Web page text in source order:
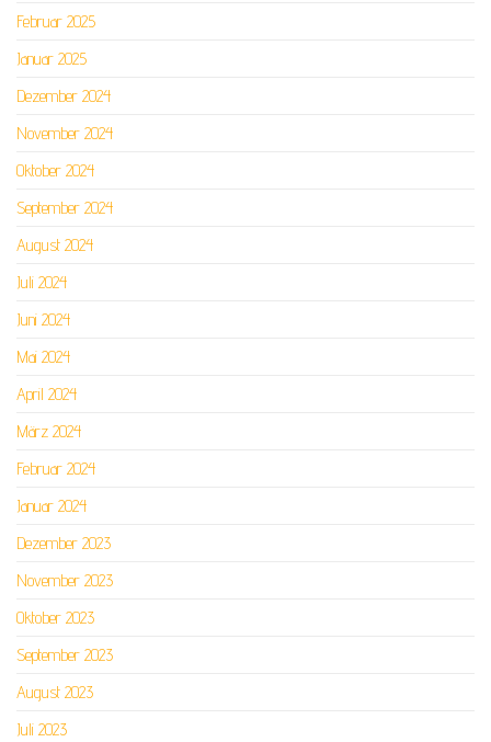
Februar 2025
Januar 2025
Dezember 2024
November 2024
Oktober 2024
September 2024
August 2024
Juli 2024
Juni 2024
Mai 2024
April 2024
März 2024
Februar 2024
Januar 2024
Dezember 2023
November 2023
Oktober 2023
September 2023
August 2023
Juli 2023